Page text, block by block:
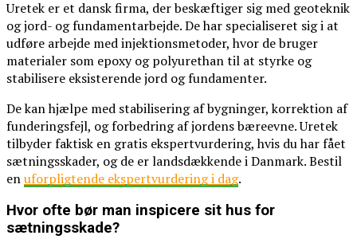
Uretek er et dansk firma, der beskæftiger sig med geoteknik
og jord- og fundamentarbejde. De har specialiseret sig i at
udføre arbejde med injektionsmetoder, hvor de bruger
materialer som epoxy og polyurethan til at styrke og
stabilisere eksisterende jord og fundamenter.
De kan hjælpe med stabilisering af bygninger, korrektion af
funderingsfejl, og forbedring af jordens bæreevne. Uretek
tilbyder faktisk en gratis ekspertvurdering, hvis du har fået
sætningsskader, og de er landsdækkende i Danmark. Bestil
enuforpligtende ekspertvurdering i dag.
Hvor ofte bør man inspicere sit hus for
sætningsskade?